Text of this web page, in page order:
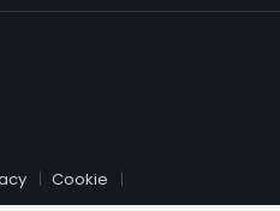
Cookie